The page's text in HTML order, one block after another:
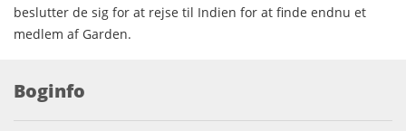
beslutter de sig for at rejse til Indien for at finde endnu et
medlem af Garden.
Boginfo